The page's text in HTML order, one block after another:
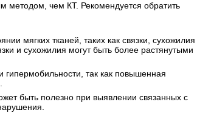
методом, чем КТ. Рекомендуется обратить
мягких тканей, таких как связки, сухожилия
и сухожилия могут быть более растянутыми
гипермобильности, так как повышенная
быть полезно при выявлении связанных с